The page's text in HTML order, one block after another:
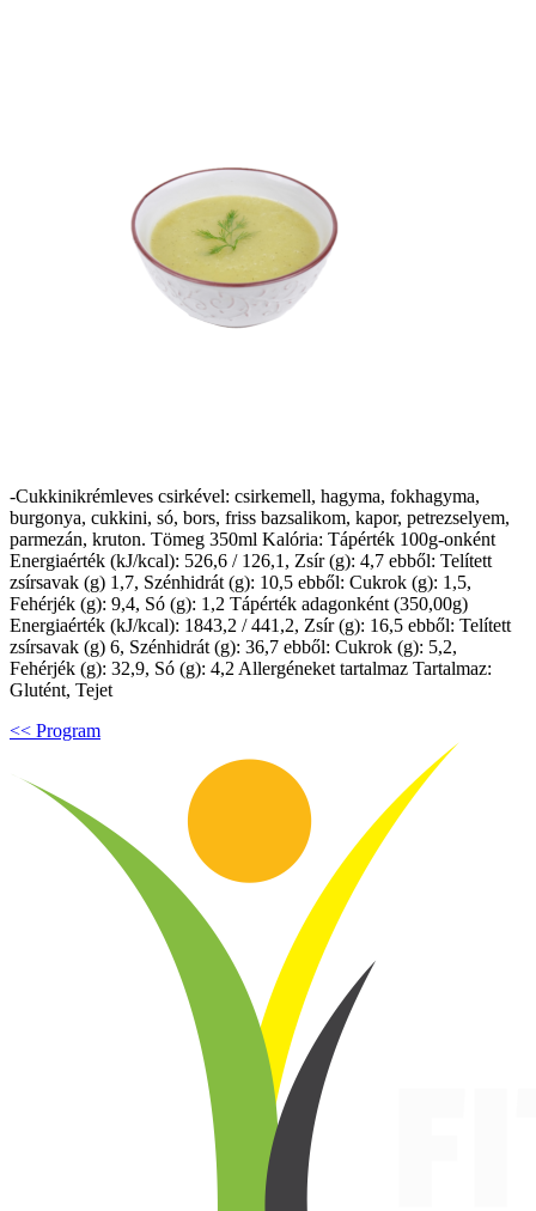
-Cukkinikrémleves csirkével: csirkemell, hagyma, fokhagyma,
burgonya, cukkini, só, bors, friss bazsalikom, kapor, petrezselyem,
parmezán, kruton. Tömeg 350ml Kalória: Tápérték 100g-onként
Energiaérték (kJ/kcal): 526,6 / 126,1, Zsír (g): 4,7 ebből: Telített
zsírsavak (g) 1,7, Szénhidrát (g): 10,5 ebből: Cukrok (g): 1,5,
Fehérjék (g): 9,4, Só (g): 1,2 Tápérték adagonként (350,00g)
Energiaérték (kJ/kcal): 1843,2 / 441,2, Zsír (g): 16,5 ebből: Telített
zsírsavak (g) 6, Szénhidrát (g): 36,7 ebből: Cukrok (g): 5,2,
Fehérjék (g): 32,9, Só (g): 4,2 Allergéneket tartalmaz Tartalmaz:
Glutént, Tejet
<< Program